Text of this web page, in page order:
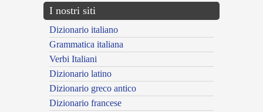
I nostri siti
Dizionario italiano
Grammatica italiana
Verbi Italiani
Dizionario latino
Dizionario greco antico
Dizionario francese